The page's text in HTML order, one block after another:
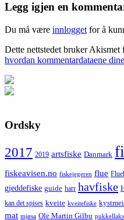
Legg igjen en
Du må være innlogget for å
Dette nettstedet bruker Akismet
hvordan kommentardataene
Ordsky
2017 2019 artsfiske Danmark
fiskeavisen.no fiskejegeren flue
gjeddefiske guide harr havfiske
kan det spises kveite kveitefiske
mat mjøsa Ole Martin Gilbu pukkellaks